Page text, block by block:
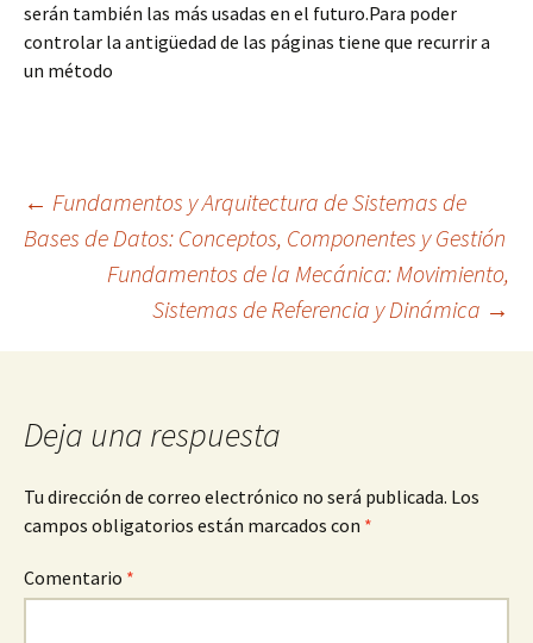
serán también las más usadas en el futuro.Para poder
controlar la antigüedad de las páginas tiene que recurrir a
un método
Navegación
entradas
← Fundamentos y Arquitectura de Sistemas de
Bases de Datos: Conceptos, Componentes y Gestión
Fundamentos de la Mecánica: Movimiento,
Sistemas de Referencia y Dinámica →
Deja una respuesta
Tu dirección de correo electrónico no será publicada. Los
campos obligatorios están marcados con *
Comentario *